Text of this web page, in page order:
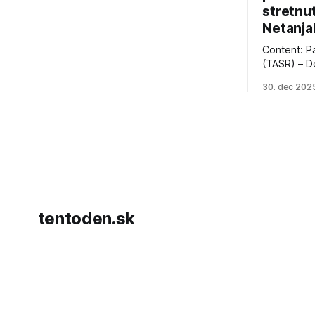
Content:
(TASR) –
vyhlásil,
30. dec
tentoden.sk